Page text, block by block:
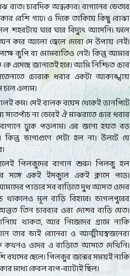
রাত। চারদিক অন্ধকার। বাগানের ভেতরে
বেশি গাঢ়। ও দিকে তাকিয়ে কিছু বোঝা
শহরটায় ঘরে ঘরে বিদ্যুৎ আসেনি। ফলে
করে আলো জ্বেলে দেবো সে উপায় নেই।
কুপি বা মোমবাতিও নেই। কিন্তু আমার
এসেছে জানতেই হবে। আমি নিশ্চিত চোর
চোরকে ধরার একটা আকাঙ্খায়
চলে এলাম।
কম। সেই বালক বয়েস থেকেই ডানপিটে
না ভেবেই ঐ মাঝরাতে চোর ধরার
ঢুকে পড়লাম। এর জন্যে হয়ত বড়
কিন্তু ভাগ্যগুণে সেটা হল না। উলটে যে
পিলকুদের বাগান শুরু। পিলকু হল
সঙ্গে একই ইসকুলে একই ক্লাসে পড়ে।
পাড়ার সব বাড়িতে দুধ আসত ওদের
থাকলেও মূল বাড়ি বিহারে। ভাগলপুরের
তিন চারবার ওরা দেশের বাড়ি যেত।
থাকত, আর নিজেদের গ্রামে নাকি
তার ভাই বোনেরা ও আত্মীয়স্বজনেরা
কখনও ওদের এ বাড়িতে আসতে দেখিনি।
বয়সের ছেলে। পিলকুর জন্মের সময়ই নাকি
মধ্যে কেবল বাপ-ব্যাটাই ছিল।